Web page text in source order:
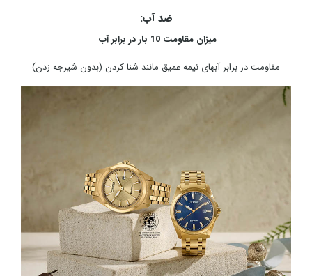
ضد آب:
میزان مقاومت 10 بار در برابر آب
مقاومت در برابر آبهای نیمه عمیق مانند شنا کردن (بدون شیرجه زدن)